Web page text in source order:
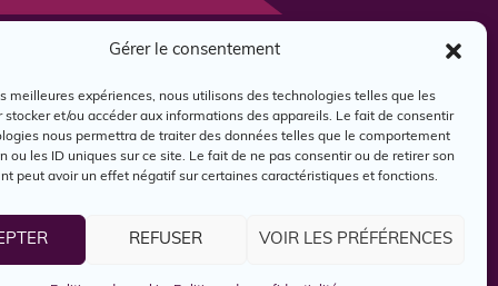
Gérer le consentement
meilleures expériences, nous utilisons des technologies telles que les
stocker et/ou accéder aux informations des appareils. Le fait de consentir
nous permettra de traiter des données telles que le comportement
ou les ID uniques sur ce site. Le fait de ne pas consentir ou de retirer son
peut avoir un effet négatif sur certaines caractéristiques et fonctions.
REFUSER VOIR LES PRÉFÉRENCES
Reconnaissance territoriale Politique d'utilisation